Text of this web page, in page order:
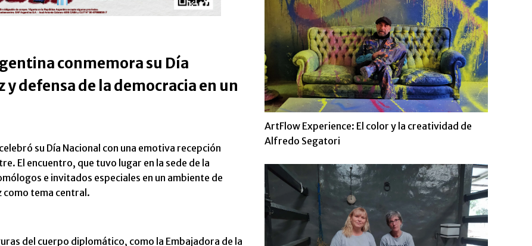
conmemora su Día
y defensa de la democracia en un
su Día Nacional con una emotiva recepción
El encuentro, que tuvo lugar en la sede de la
e invitados especiales en un ambiente de
como tema central.
del cuerpo diplomático, como la Embajadora de la
ArtFlow Experience: El color y la creatividad de
Alfredo Segatori